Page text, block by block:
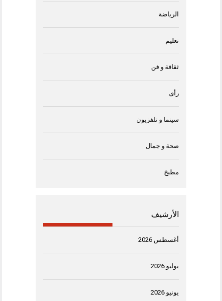
الرياضة
تعليم
ثقافة و فن
رأى
سينما و تلفزيون
صحة و جمال
مطبخ
الأرشيف
أغسطس 2026
يوليو 2026
يونيو 2026